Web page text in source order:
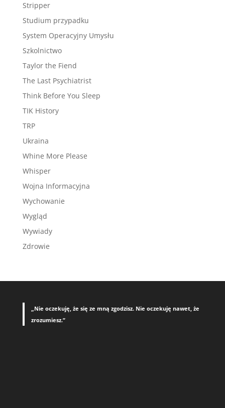
Stripper
Studium przypadku
System Operacyjny Umysłu
Szkolnictwo
Taylor the Fiend
The Last Psychiatrist
Think Before You Sleep
TIK History
TRP
Ukraina
Whine More Please
Whisper
Wojna Informacyjna
Wychowanie
Wygląd
Wywiady
Zdrowie
„Nie oczekuję, że się ze mną zgodzisz. Nie oczekuję nawet, że
zrozumiesz.”